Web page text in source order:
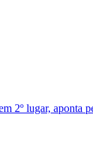
2º lugar, aponta